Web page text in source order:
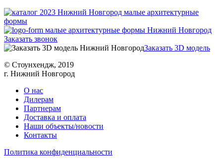
Заказать звонок
Заказать 3D модель
© Cтоунхендж, 2019
г. Нижний Новгород
О нас
Дилерам
Партнерам
Доставка и оплата
Наши объекты/новости
Контакты
Политика конфиденциальности